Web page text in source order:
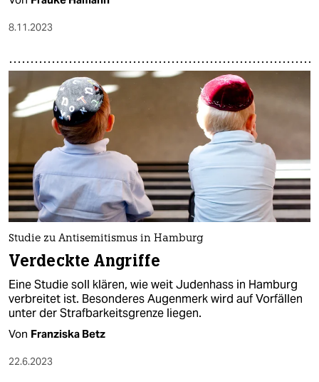
8.11.2023
Studie zu Antisemitismus in Hamburg
Verdeckte Angriffe
Eine Studie soll klären, wie weit Judenhass in Hamburg
verbreitet ist. Besonderes Augenmerk wird auf Vorfällen
unter der Strafbarkeitsgrenze liegen.
Von Franziska Betz
22.6.2023